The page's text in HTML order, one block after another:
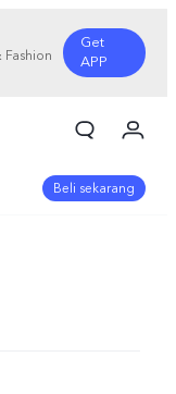
Fashion
Get
APP
Beli sekarang